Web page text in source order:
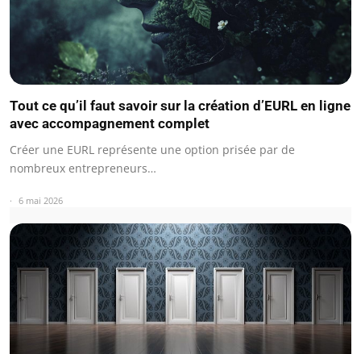
Tout ce qu’il faut savoir sur la création d’EURL en ligne
avec accompagnement complet
Créer une EURL représente une option prisée par de
nombreux entrepreneurs…
6 mai 2026